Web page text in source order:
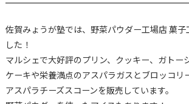
佐賀みょうが塾では、野菜パウダー工場店 菓子
した！
マルシェで大好評のプリン、クッキー、ガトー
ケーキや栄養満点のアスパラガスとブロッコリ
アスパラチーズスコーンを販売しています。